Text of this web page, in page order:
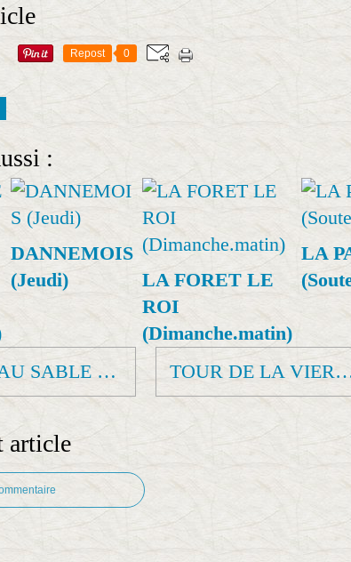
Repost 0
:
DANNEMOIS
(Jeudi)
LA FORET LE
ROI
(Dimanche.matin)
LA
LA GROTTE AU SABLE (Dimanche) TOUR DE LA
article